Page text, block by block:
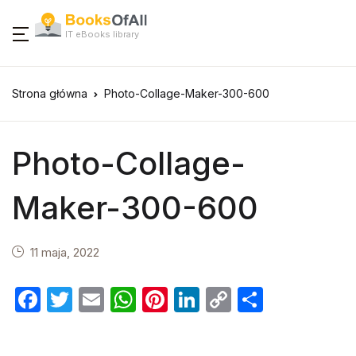
IT eBooks library
Strona główna Photo-Collage-Maker-300-600
Photo-Collage-
Maker-300-600
11 maja, 2022
F
T
E
W Pi Li C